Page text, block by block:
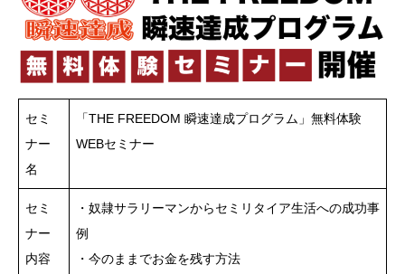
セミ
ナー
名
「THE FREEDOM 瞬速達成プログラム」無料体験
WEBセミナー
セミ
ナー
内容
・奴隷サラリーマンからセミリタイア生活への成功事
例
・今のままでお金を残す方法